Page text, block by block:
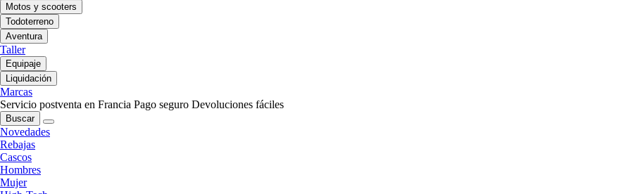
Motos y scooters
Todoterreno
Aventura
Taller
Equipaje
Liquidación
Marcas
Servicio postventa en Francia Pago seguro Devoluciones fáciles
Buscar
Novedades
Rebajas
Cascos
Hombres
Mujer